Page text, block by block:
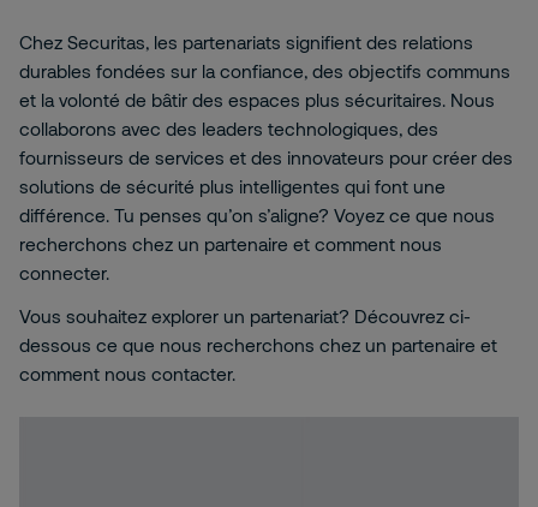
Chez Securitas, les partenariats signifient des relations
durables fondées sur la confiance, des objectifs communs
et la volonté de bâtir des espaces plus sécuritaires. Nous
collaborons avec des leaders technologiques, des
fournisseurs de services et des innovateurs pour créer des
solutions de sécurité plus intelligentes qui font une
différence. Tu penses qu’on s’aligne? Voyez ce que nous
recherchons chez un partenaire et comment nous
connecter.
Vous souhaitez explorer un partenariat? Découvrez ci-
dessous ce que nous recherchons chez un partenaire et
comment nous contacter.